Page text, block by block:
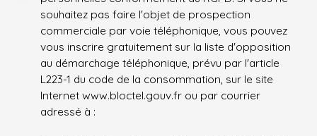
souhaitez pas faire l'objet de prospection
commerciale par voie téléphonique, vous pouvez
vous inscrire gratuitement sur la liste d'opposition
au démarchage téléphonique, prévu par l'article
L223-1 du code de la consommation, sur le site
Internet www.bloctel.gouv.fr ou par courrier
adressé à :